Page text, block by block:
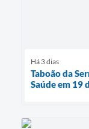
Há 3 dias
Taboão da
Saúde em 19